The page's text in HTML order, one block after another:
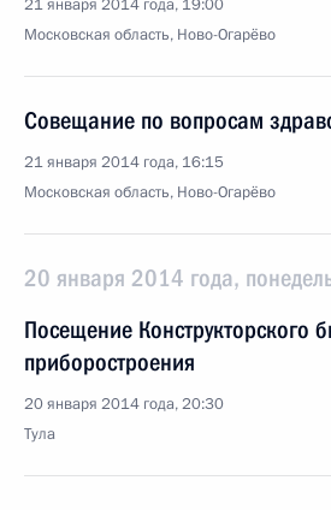
21 января 2014 года, 19:00
Московская область, Ново-Огарёво
Совещание по вопросам
21 января 2014 года, 16:15
Московская область, Ново-Огарёво
20 января 2014 года,
Посещение Конструкторского
приборостроения
20 января 2014 года, 20:30
Тула